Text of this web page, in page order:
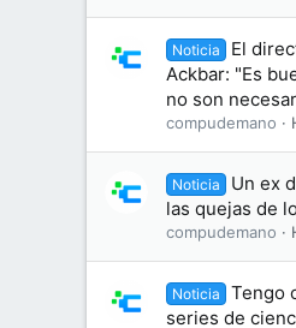
Noticia
El
Ackbar: "Es
no son
compudemano
Noticia
Un ex
las quejas de
compudemano
Noticia
Tengo
series de